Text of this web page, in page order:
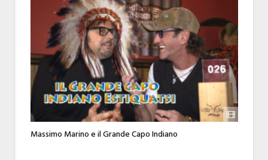
Massimo Marino e il Grande Capo Indiano